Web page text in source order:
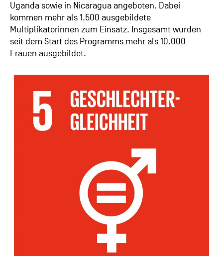
Uganda sowie in Nicaragua angeboten. Dabei
kommen mehr als 1.500 ausgebildete
Multiplikatorinnen zum Einsatz. Insgesamt wurden
seit dem Start des Programms mehr als 10.000
Frauen ausgebildet.